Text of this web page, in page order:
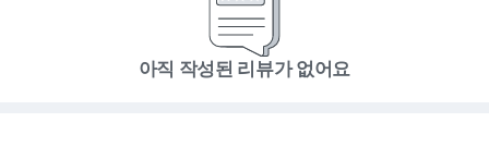
아직 작성된 리뷰가 없어요